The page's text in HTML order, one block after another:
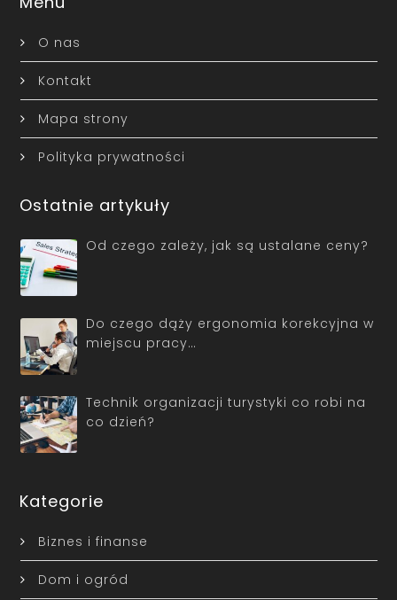
O nas
Kontakt
Mapa strony
Polityka prywatności
Ostatnie artykuły
Od czego zależy, jak są ustalane ceny?
Do czego dąży ergonomia korekcyjna w
miejscu pracy…
Technik organizacji turystyki co robi na
co dzień?
Kategorie
Biznes i finanse
Dom i ogród